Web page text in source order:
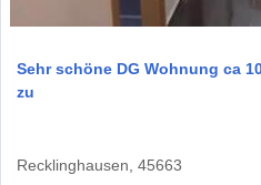
Sehr schöne DG Wohnung ca
zu
Recklinghausen, 45663